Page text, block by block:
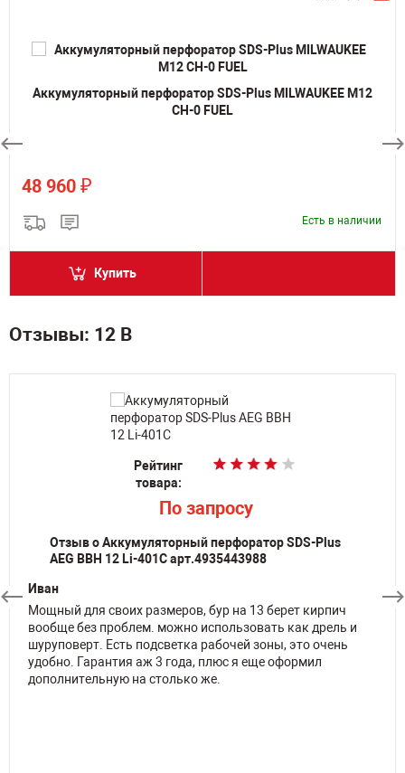
Аккумуляторный перфоратор SDS-Plus MILWAUKEE M12
CH-0 FUEL
48 960 ₽
Есть в наличии
Купить
Отзывы: 12 В
Рейтинг
товара:
По запросу
Отзыв о Аккумуляторный перфоратор SDS-Plus
AEG BBH 12 Li-401C арт.4935443988
Иван
Мощный для своих размеров, бур на 13 берет кирпич
вообще без проблем. можно использовать как дрель и
шуруповерт. Есть подсветка рабочей зоны, это очень
удобно. Гарантия аж 3 года, плюс я еще оформил
дополнительную на столько же.
Рейтинг
товара:
По запросу
Рейтинг
товара:
По запросу